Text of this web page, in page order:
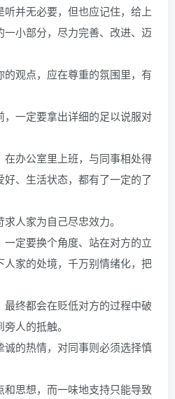
并无必要，但也应记住，给上
小部分，尽力完善、改进、迈
观点，应在尊重的氛围里，有
一定要拿出详细的足以说服对
办公室里上班，与同事相处得
、生活状态，都有了一定的了
人家为自己尽忠效力。
定要换个角度、站在对方的立
家的处境，千万别情绪化，把
终都会在贬低对方的过程中破
人的抵触。
的热情，对同事则必须选择慎
思想，而一味地支持只能导致